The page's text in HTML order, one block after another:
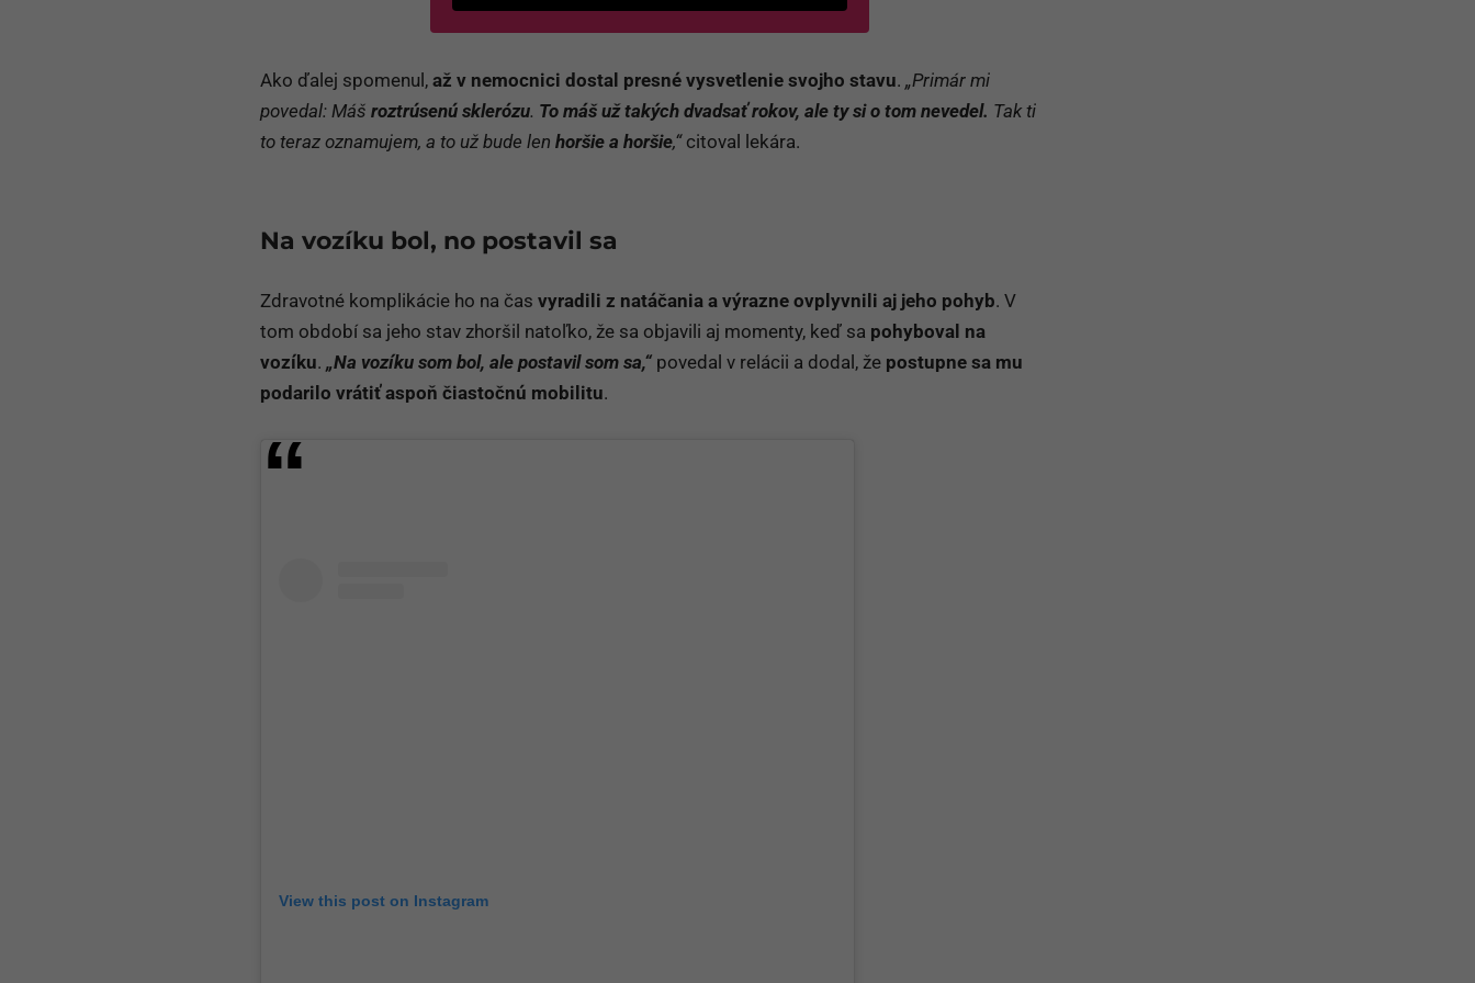
Ako ďalej spomenul, až v nemocnici dostal presné vysvetlenie svojho stavu. „Primár mi
povedal: Máš roztrúsenú sklerózu. To máš už takých dvadsať rokov, ale ty si o tom nevedel. Tak ti
to teraz oznamujem, a to už bude len horšie a horšie,“citoval lekára.
Na vozíku bol, no postavil sa
Zdravotné komplikácie ho na čas vyradili z natáčania a výrazne ovplyvnili aj jeho pohyb. V
tom období sa jeho stav zhoršil natoľko, že sa objavili aj momenty, keď sa pohyboval na
vozíku. „Na vozíku som bol, ale postavil som sa,“ povedal v relácii a dodal, že postupne sa mu
podarilo vrátiť aspoň čiastočnú mobilitu.
View this post on Instagram